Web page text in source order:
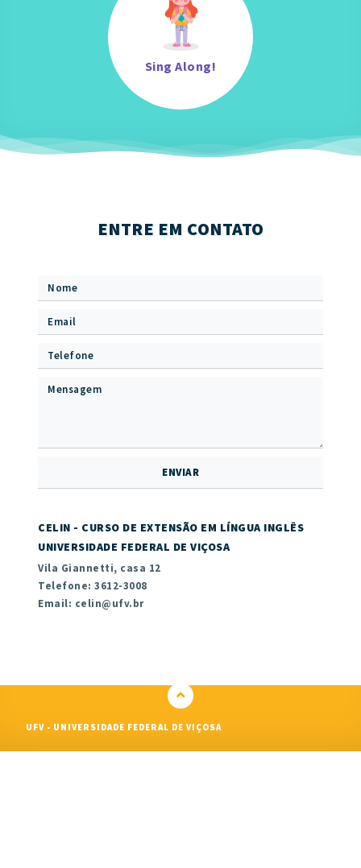
Sing Along!
ENTRE EM CONTATO
CELIN - CURSO DE EXTENSÃO EM LÍNGUA INGLÊS
UNIVERSIDADE FEDERAL DE VIÇOSA
Vila Giannetti, casa 12
Telefone: 3612-3008
Email: celin@ufv.br
UFV - UNIVERSIDADE FEDERAL DE VIÇOSA